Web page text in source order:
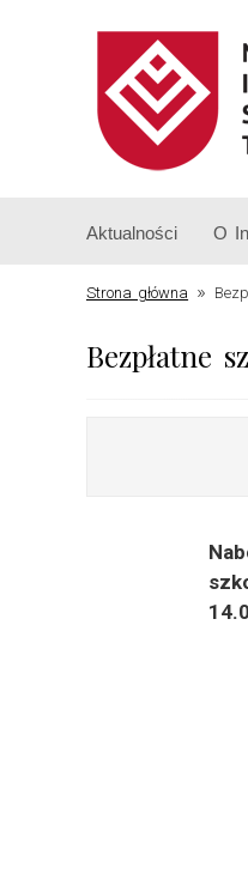
Aktualności O
Strona główna »
Bezpłatne